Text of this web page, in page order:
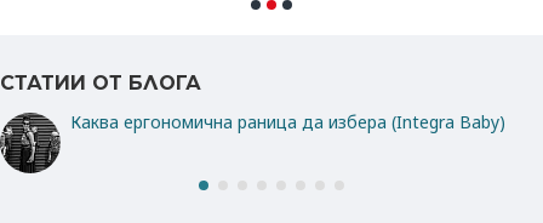
СТАТИИ ОТ БЛОГА
Каква ергономична раница да избера (Integra Baby)